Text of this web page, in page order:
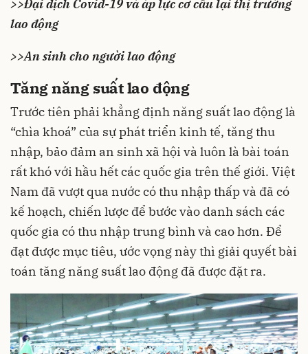
>>Đại dịch Covid-19 và áp lực cơ cấu lại thị trường
lao động
>>An sinh cho người lao động
Tăng năng suất lao động
Trước tiên phải khẳng định năng suất lao động là
“chìa khoá” của sự phát triển kinh tế, tăng thu
nhập, bảo đảm an sinh xã hội và luôn là bài toán
rất khó với hầu hết các quốc gia trên thế giới. Việt
Nam đã vượt qua nước có thu nhập thấp và đã có
kế hoạch, chiến lược để bước vào danh sách các
quốc gia có thu nhập trung bình và cao hơn. Để
đạt được mục tiêu, ước vọng này thì giải quyết bài
toán tăng năng suất lao động đã được đặt ra.